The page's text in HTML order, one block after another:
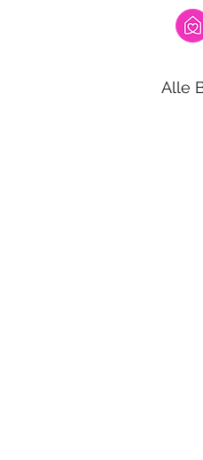
Alle